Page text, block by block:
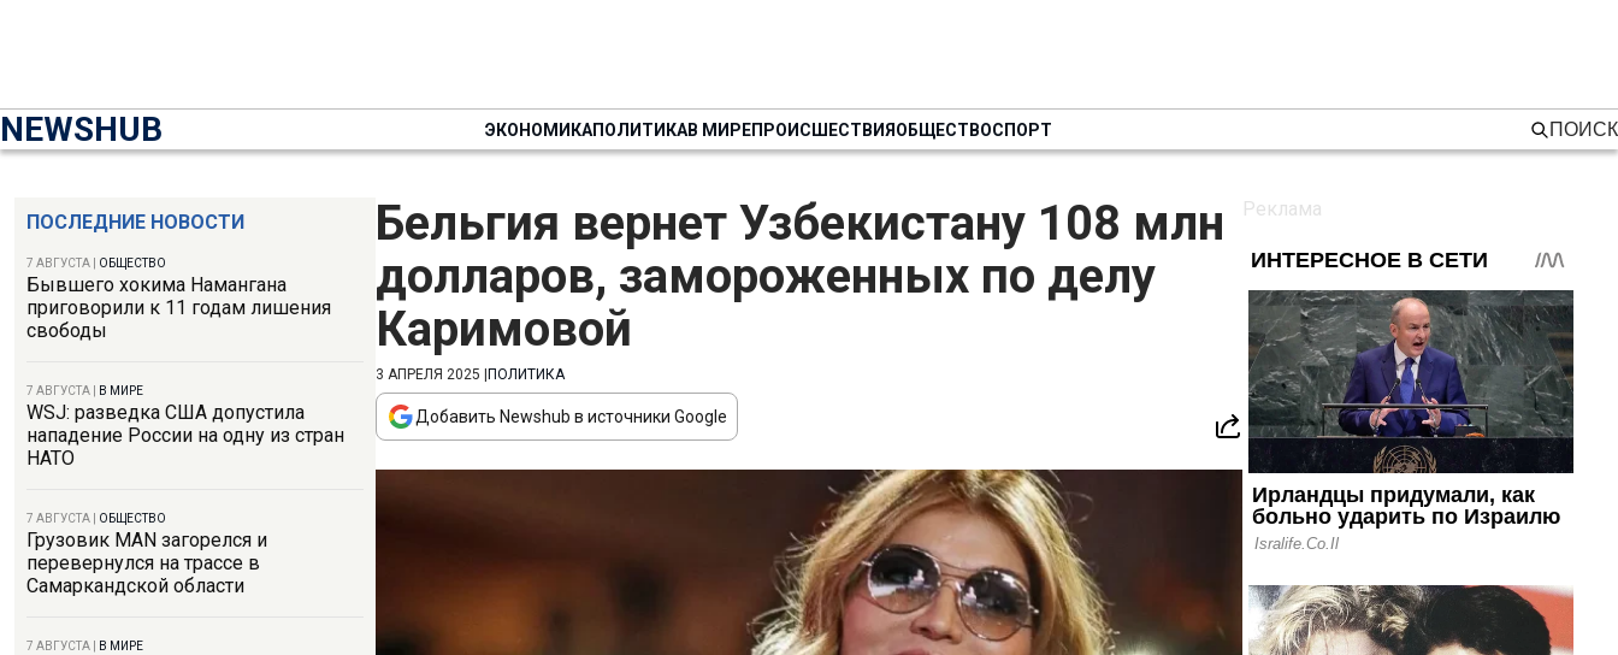
NEWSHUB ЭКОНОМИКАПОЛИТИКАВ МИРЕПРОИСШЕСТВИЯОБЩЕСТВОСПОРТ ПОИСК
ПОСЛЕДНИЕ НОВОСТИ
7 АВГУСТА ОБЩЕСТВО
Бывшего хокима Намангана
приговорили к 11 годам лишения
свободы
7 АВГУСТА В МИРЕ
WSJ: разведка США допустила
нападение России на одну из стран
НАТО
7 АВГУСТА ОБЩЕСТВО
Грузовик MAN загорелся и
перевернулся на трассе в
Самаркандской области
7 АВГУСТА В МИРЕ
Бельгия вернет Узбекистану 108 млн
долларов, замороженных по делу
Каримовой
3 АПРЕЛЯ 2025 ПОЛИТИКА
Добавить Newshub в источники Google